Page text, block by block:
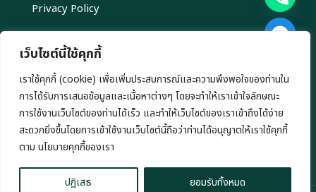
เว็บไซต์นี้ใช้คุกกี้
เราใช้คุกกี้ (cookie) เพื่อเพิ่มประสบการณ์และความพึงพอใจของท่านใน
การได้รับการเสนอข้อมูลและเนื้อหาต่างๆ โดยจะทำให้เราเข้าใจลักษณะ
การใช้งานเว็บไซต์ของท่านได้เร็ว และทำให้เว็บไซต์ของเราเข้าถึงได้ง่าย
สะดวกยิ่งขึ้นโดยการเข้าใช้งานเว็บไซต์นี้ถือว่าท่านได้อนุญาตให้เราใช้คุกกี้
ตาม นโยบายคุกกี้ของเรา
ปฎิเสธ ยอมรับทั้งหมด
Privacy Policy
Copyright 2024 EliteGroupAcademy.com © สงวนลิขสิทธิ์ตาม
กฎหมาย ห้ามนำไปทำซ้ำ หรือคัดลอกข้อมูลโดยไม่ได้รับอนุญาต
เรามีนโยบาย นำเสนอข้อมูลอย่างโปร่งสัยและเป็นกลาง ทุกข้อมูลที่นำเสนอ เรา
ไม่มีเจตนาชักชวนการลงทุน หรือ ชี้นำการลงทุนใดๆ ทั้งสิ้น
chaty